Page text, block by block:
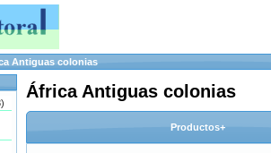
Antiguas colonias
África Antiguas colonias
Productos+